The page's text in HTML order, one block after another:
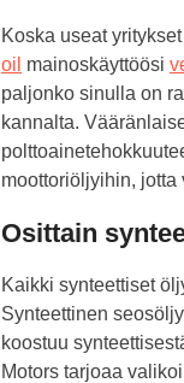
Koska useat
oil mainoskäyttöösi
paljonko sinulla on
kannalta.
moottoriöljyihin,
Osittain
Kaikki synteettiset
Synteettinen
koostuu
Motors tarjoaa